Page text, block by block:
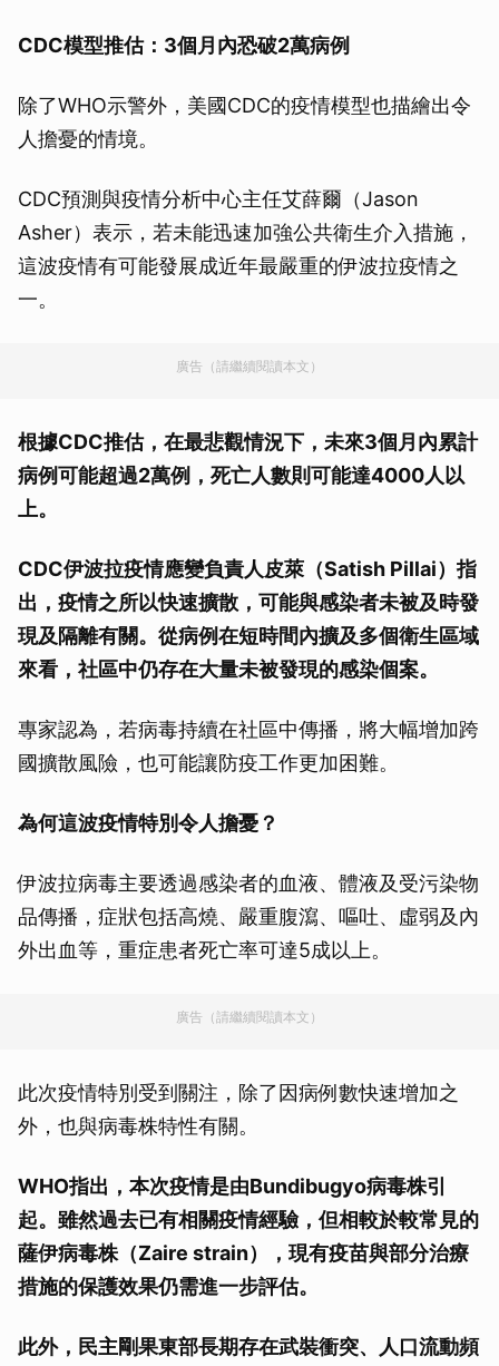
CDC模型推估：3個月內恐破2萬病例
除了WHO示警外，美國CDC的疫情模型也描繪出令
人擔憂的情境。
CDC預測與疫情分析中心主任艾薛爾（Jason
Asher）表示，若未能迅速加強公共衛生介入措施，
這波疫情有可能發展成近年最嚴重的伊波拉疫情之
一。
廣告（請繼續閱讀本文）
根據CDC推估，在最悲觀情況下，未來3個月內累計
病例可能超過2萬例，死亡人數則可能達4000人以
上。
CDC伊波拉疫情應變負責人皮萊（Satish Pillai）指
出，疫情之所以快速擴散，可能與感染者未被及時發
現及隔離有關。從病例在短時間內擴及多個衛生區域
來看，社區中仍存在大量未被發現的感染個案。
專家認為，若病毒持續在社區中傳播，將大幅增加跨
國擴散風險，也可能讓防疫工作更加困難。
為何這波疫情特別令人擔憂？
伊波拉病毒主要透過感染者的血液、體液及受污染物
品傳播，症狀包括高燒、嚴重腹瀉、嘔吐、虛弱及內
外出血等，重症患者死亡率可達5成以上。
廣告（請繼續閱讀本文）
此次疫情特別受到關注，除了因病例數快速增加之
外，也與病毒株特性有關。
WHO指出，本次疫情是由Bundibugyo病毒株引
起。雖然過去已有相關疫情經驗，但相較於較常見的
薩伊病毒株（Zaire strain），現有疫苗與部分治療
措施的保護效果仍需進一步評估。
此外，民主剛果東部長期存在武裝衝突、人口流動頻